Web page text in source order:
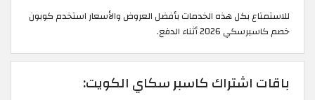
للاستمتاع بكل هذه الخدمات بأفضل العروض والأسعار استخدم كوبون
خصم كاسبرسكي 2026 أثناء الدفع.
باقات اشتراك كاسبر سكاي الكويت: